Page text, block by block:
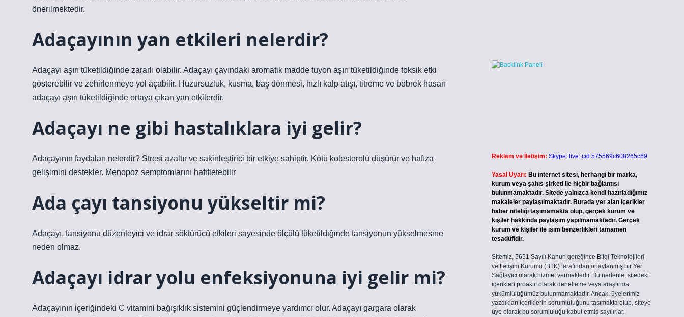
önerilmektedir.
Adaçayının yan etkileri nelerdir?
Adaçayı aşırı tüketildiğinde zararlı olabilir. Adaçayı çayındaki aromatik madde tuyon aşırı tüketildiğinde toksik etki
gösterebilir ve zehirlenmeye yol açabilir. Huzursuzluk, kusma, baş dönmesi, hızlı kalp atışı, titreme ve böbrek hasarı
adaçayı aşırı tüketildiğinde ortaya çıkan yan etkilerdir.
Adaçayı ne gibi hastalıklara iyi gelir?
Adaçayının faydaları nelerdir? Stresi azaltır ve sakinleştirici bir etkiye sahiptir. Kötü kolesterolü düşürür ve hafıza
gelişimini destekler. Menopoz semptomlarını hafifletebilir
Ada çayı tansiyonu yükseltir mi?
Adaçayı, tansiyonu düzenleyici ve idrar söktürücü etkileri sayesinde ölçülü tüketildiğinde tansiyonun yükselmesine
neden olmaz.
Adaçayı idrar yolu enfeksiyonuna iyi gelir mi?
Adaçayının içeriğindeki C vitamini bağışıklık sistemini güçlendirmeye yardımcı olur. Adaçayı gargara olarak
Reklam ve İletişim: Skype: live:.cid.575569c608265c69
Yasal Uyarı: Bu internet sitesi, herhangi bir marka,
kurum veya şahıs şirketi ile hiçbir bağlantısı
bulunmamaktadır. Sitede yalnızca kendi hazırladığımız
makaleler paylaşılmaktadır. Burada yer alan içerikler
haber niteliği taşımamakta olup, gerçek kurum ve
kişiler hakkında paylaşım yapılmamaktadır. Gerçek
kurum ve kişiler ile isim benzerlikleri tamamen
tesadüfidir.
Sitemiz, 5651 Sayılı Kanun gereğince Bilgi Teknolojileri
ve İletişim Kurumu (BTK) tarafından onaylanmış bir Yer
Sağlayıcı olarak hizmet vermektedir. Bu nedenle, sitedeki
içerikleri proaktif olarak denetleme veya araştırma
yükümlülüğümüz bulunmamaktadır. Ancak, üyelerimiz
yazdıkları içeriklerin sorumluluğunu taşımakta olup, siteye
üye olarak bu sorumluluğu kabul etmiş sayılırlar.